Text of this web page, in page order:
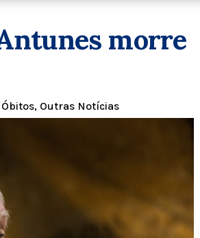
morre
Óbitos, Outras Notícias